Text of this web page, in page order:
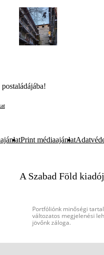
Print médiaajánlat
A Szabad Föld
Portfóliónk minőségi
változatos megjelenési
jövőnk záloga.